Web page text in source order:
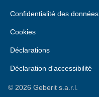
Confidentialité des données
Cookies
Déclarations
Déclaration d'accessibilité
© 2026 Geberit s.a.r.l.